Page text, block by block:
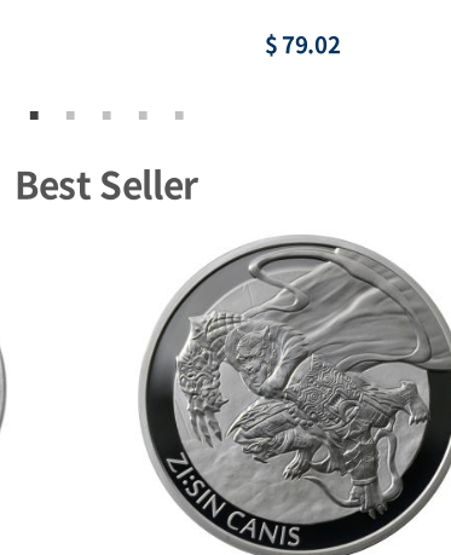
$ 83.75
Best Seller